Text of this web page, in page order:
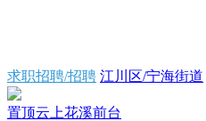
求职招聘/招聘 江川区/宁海街道
置顶云上花溪前台